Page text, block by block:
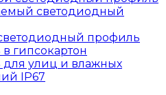
светодиодный
профиль
гипсокартон
улиц и влажных
IP67